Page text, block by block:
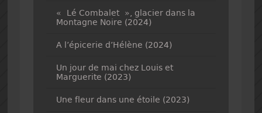
« Lé Combalet », glacier dans la
Montagne Noire (2024)
A l’épicerie d’Hélène (2024)
Un jour de mai chez Louis et
Marguerite (2023)
Une fleur dans une étoile (2023)